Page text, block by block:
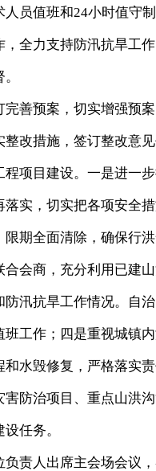
员值班和24小时值守
全力支持防汛抗旱工
预案，切实增强预案
改措施，签订整改意
项目建设。一是进一
落实，切实把各项安全
期全面清除，确保行
会商，充分利用已建
汛抗旱工作情况。自
工作；四是重视城镇
水毁修复，严格落实
防治项目、重点山洪
任务。
人出席主会场会议，